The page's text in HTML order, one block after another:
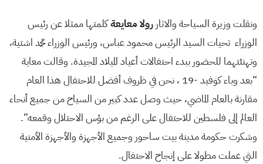
ونقلت وزيرة السياحة والاثار رولا معايعةكلمتها ممثلا عن رئيس
الوزراء تحيات السيد الرئيس محمود عباس، ورئيس الوزراء محمد اشتية،
وتهنئتهما للحضور ببدء احتفالات أعياد الميلاد المجيدة. وقالت معاية
“بعد وباء كوفيد -19 ، نحن في ظروف أفضل للاحتفال هذا العام
مقارنة بالعام الماضي، حيث وصل عدد كبير من السياح من جميع أنحاء
العالم إلى فلسطين للاحتفال على الرغم من بؤس الاحتلال وقمعه”.
وشكرت حكومة مدينة بيت ساحور وجميع الأجهزة والأجهزة الأمنية
التي عملت مطولا على إنجاح الاحتفال.